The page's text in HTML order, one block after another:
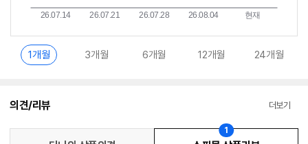
1개월 3개월 6개월 12개월 24개월
의견/리뷰 더보기
1